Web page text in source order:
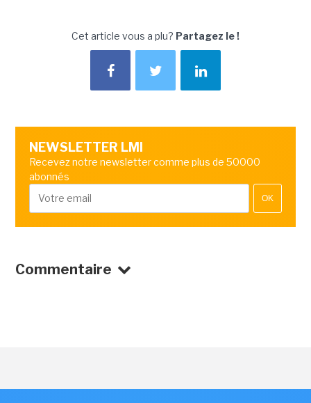
Cet article vous a plu? Partagez le !
NEWSLETTER LMI
Recevez notre newsletter comme plus de 50000
abonnés
OK
Commentaire